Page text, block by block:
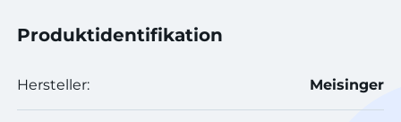
Produktidentifikation
Hersteller: Meisinger